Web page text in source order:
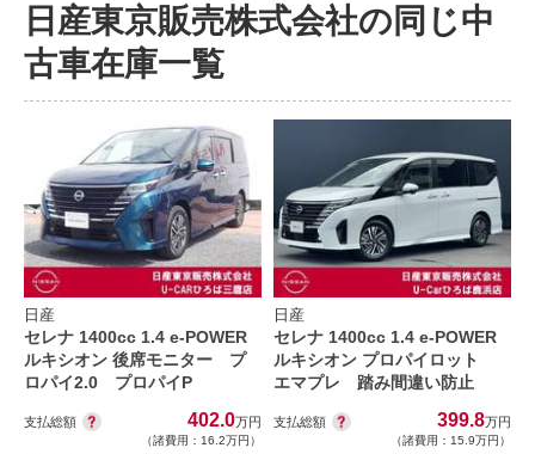
日産東京販売株式会社の同じ中
古車在庫一覧
日産
セレナ 1400cc 1.4 e-POWER
ルキシオン 後席モニター プ
ロパイ2.0 プロパイP
支払総額 402.0万円
（諸費用：16.2万円）
日産
セレナ 1400cc 1.4 e-POWER
ルキシオン プロパイロット
エマプレ 踏み間違い防止
支払総額 399.8万円
（諸費用：15.9万円）